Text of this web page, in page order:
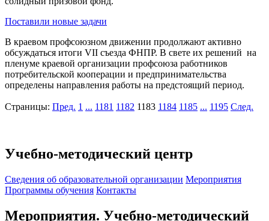
Поставили новые задачи
В краевом профсоюзном движении продолжают активно
обсуждаться итоги VII съезда ФНПР. В свете их решений на
пленуме краевой организации профсоюза работников
потребительской кооперации и предпринимательства
определены направления работы на предстоящий период.
Страницы: Пред. 1 ... 1181 1182 1183 1184 1185 ... 1195 След.
Учебно-методический центр
Cведения об образовательной организации Мероприятия
Программы обучения Контакты
Мероприятия. Учебно-методический